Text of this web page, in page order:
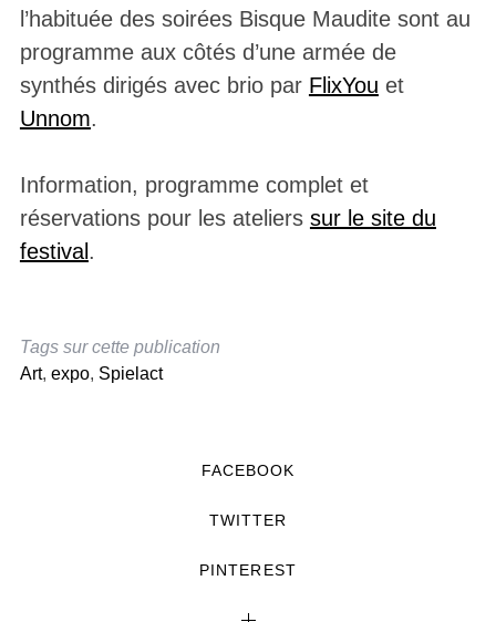
l’habituée des soirées Bisque Maudite sont au
programme aux côtés d’une armée de
synthés dirigés avec brio par FlixYou et
Unnom.
Information, programme complet et
réservations pour les ateliers sur le site du
festival .
Tags sur cette publication
Art, expo, Spielact
FACEBOOK
TWITTER
PINTEREST